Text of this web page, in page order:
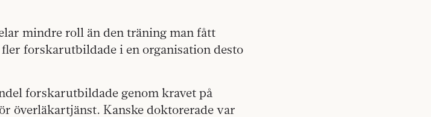
mindre roll än den träning man fått
forskarutbildade i en organisation desto
forskarutbildade genom kravet på
överläkartjänst. Kanske doktorerade var